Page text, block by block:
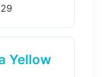
Yellow